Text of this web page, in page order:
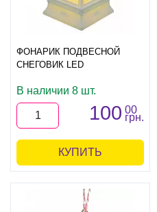
ФОНАРИК ПОДВЕСНОЙ
СНЕГОВИК LED
В наличии 8 шт.
100 00
грн.
КУПИТЬ